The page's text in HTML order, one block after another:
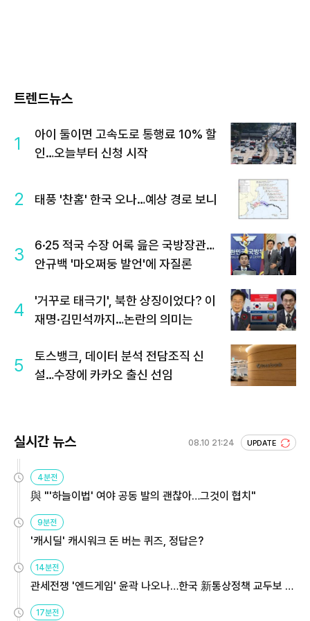
트렌드뉴스
1
아이 둘이면 고속도로 통행료 10% 할
인…오늘부터 신청 시작
2 태풍 '찬홈' 한국 오나…예상 경로 보니
3
6·25 적국 수장 어록 읊은 국방장관…
안규백 '마오쩌둥 발언'에 자질론
4
'거꾸로 태극기', 북한 상징이었다? 이
재명·김민석까지…논란의 의미는
5
토스뱅크, 데이터 분석 전담조직 신
설…수장에 카카오 출신 선임
실시간 뉴스 08.10 21:24 UPDATE
4분전
與 "'하늘이법' 여야 공동 발의 괜찮아…그것이 협치"
9분전
'캐시딜' 캐시워크 돈 버는 퀴즈, 정답은?
14분전
관세전쟁 '엔드게임' 윤곽 나오나…한국 新통상정책 교두보 활
용해야
17분전